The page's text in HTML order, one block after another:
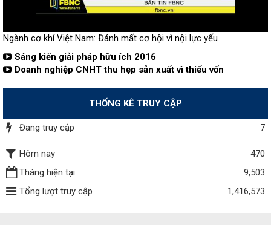
Ngành cơ khí Việt Nam: Đánh mất cơ hội vì nội lực yếu
Sáng kiến giải pháp hữu ích 2016
Doanh nghiệp CNHT thu hẹp sản xuất vì thiếu vốn
THỐNG KÊ TRUY CẬP
Đang truy cập 7
Hôm nay
470
Tháng hiện tại
9,503
Tổng lượt truy cập
1,416,573